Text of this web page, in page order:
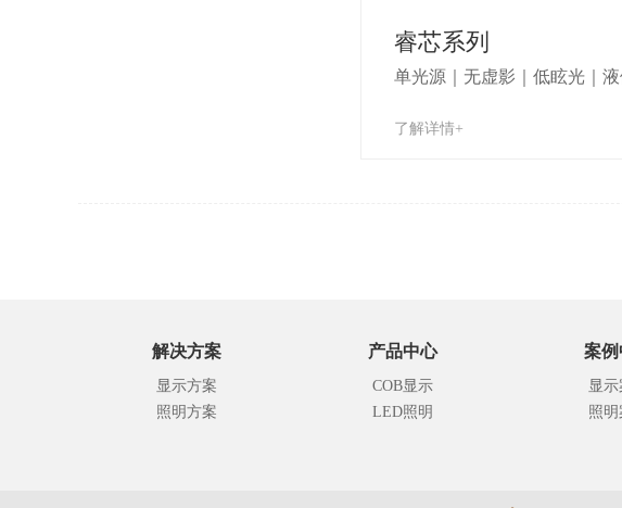
睿芯系列
单光源｜无虚影｜低眩光｜
了解详情+
解决方案
显示方案
照明方案
产品中心
COB显示
LED照明
案
显示
照明